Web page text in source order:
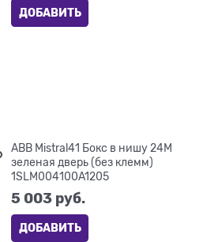
ДОБАВИТЬ
ABB Mistral41 Бокс в нишу 24М
зеленая дверь (без клемм)
1SLM004100A1205
5 003 руб.
ДОБАВИТЬ